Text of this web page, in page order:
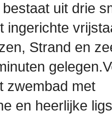
uit drie
ingerichte
Strand en
zwembad met
en heerlijke